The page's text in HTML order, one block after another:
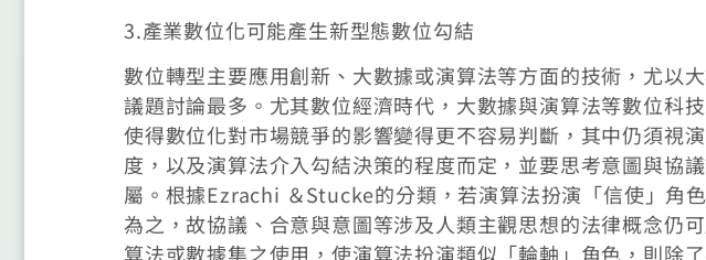
3.產業數位化可能產生新型態數位勾結
數位轉型主要應用創新、大數據或演算法等方面的技術，尤以
議題討論最多。尤其數位經濟時代，大數據與演算法等數位科
使得數位化對市場競爭的影響變得更不容易判斷，其中仍須視
度，以及演算法介入勾結決策的程度而定，並要思考意圖與協
屬。根據Ezrachi ＆Stucke的分類，若演算法扮演「信使」角
為之，故協議、合意與意圖等涉及人類主觀思想的法律概念仍
算法或數據集之使用，使演算法扮演類似「輪軸」角色，則除